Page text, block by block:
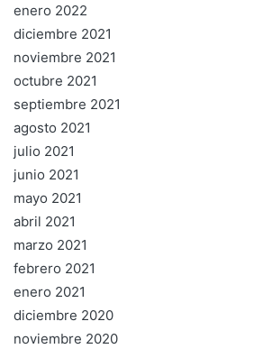
enero 2022
diciembre 2021
noviembre 2021
octubre 2021
septiembre 2021
agosto 2021
julio 2021
junio 2021
mayo 2021
abril 2021
marzo 2021
febrero 2021
enero 2021
diciembre 2020
noviembre 2020